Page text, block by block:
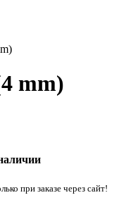
mm)
при заказе через сайт!